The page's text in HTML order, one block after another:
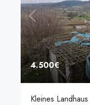
4.500€
Kleines